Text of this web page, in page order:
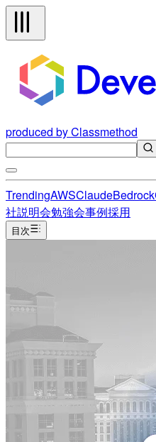
produced by Classmethod
TrendingAWSClaudeBedrock
社説明会勉強会事例採用
目次